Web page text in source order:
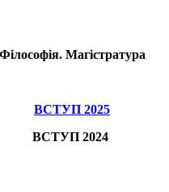
Філософія. Магістратура
ВСТУП 2025
ВСТУП 2024